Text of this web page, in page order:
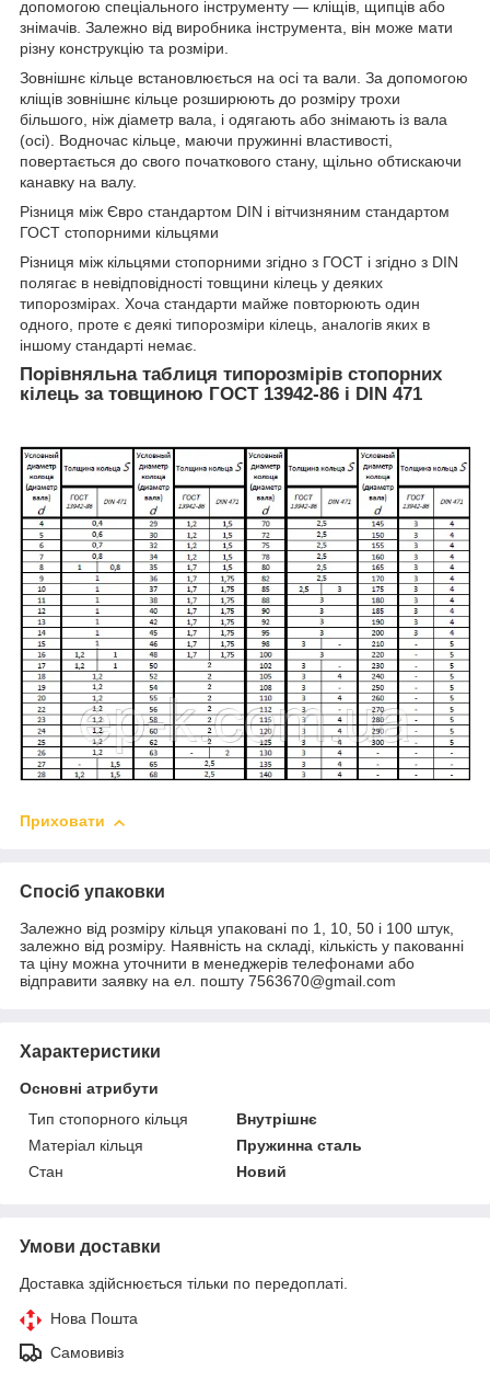
допомогою спеціального інструменту — кліщів, щипців або
знімачів. Залежно від виробника інструмента, він може мати
різну конструкцію та розміри.
Зовнішнє кільце встановлюється на осі та вали. За допомогою
кліщів зовнішнє кільце розширюють до розміру трохи
більшого, ніж діаметр вала, і одягають або знімають із вала
(осі). Водночас кільце, маючи пружинні властивості,
повертається до свого початкового стану, щільно обтискаючи
канавку на валу.
Різниця між Євро стандартом DIN і вітчизняним стандартом
ГОСТ стопорними кільцями
Різниця між кільцями стопорними згідно з ГОСТ і згідно з DIN
полягає в невідповідності товщини кілець у деяких
типорозмірах. Хоча стандарти майже повторюють один
одного, проте є деякі типорозміри кілець, аналогів яких в
іншому стандарті немає.
Порівняльна таблиця типорозмірів стопорних
кілець за товщиною ГОСТ 13942-86 і DIN 471
Приховати
Спосіб упаковки
Залежно від розміру кільця упаковані по 1, 10, 50 і 100 штук,
залежно від розміру. Наявність на складі, кількість у пакованні
та ціну можна уточнити в менеджерів телефонами або
відправити заявку на ел. пошту 7563670@gmail.com
Характеристики
Основні атрибути
Тип стопорного кільця
Внутрішнє
Матеріал кільця
Пружинна сталь
Стан
Новий
Умови доставки
Доставка здійснюється тільки по передоплаті.
Нова Пошта
Самовивіз